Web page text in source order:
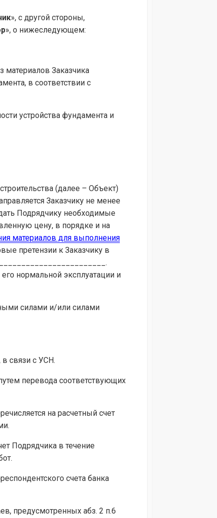
», с другой стороны,
», о нижеследующем:
материалов Заказчика
в соответствии с
устройства фундамента и
(далее – Объект)
Заказчику не менее
Подрядчику необходимые
цену, в порядке и на
материалов для выполнения
претензии к Заказчику в
нормальной эксплуатации и
силами и/или силами
в связи с УСН.
перевода соответствующих
на расчетный счет
Подрядчика в течение
счета банка
предусмотренных абз. 2 п.6